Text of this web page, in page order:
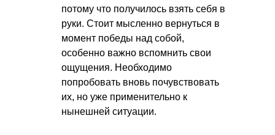
потому что получилось взять себя в
руки. Стоит мысленно вернуться в
момент победы над собой,
особенно важно вспомнить свои
ощущения. Необходимо
попробовать вновь почувствовать
их, но уже применительно к
нынешней ситуации.